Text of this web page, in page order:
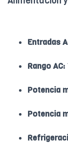
Entradas
Rango AC:
Potencia
Potencia